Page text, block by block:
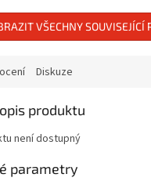
VŠECHNY SOUVISEJÍCÍ
Diskuze
produktu
není dostupný
parametry